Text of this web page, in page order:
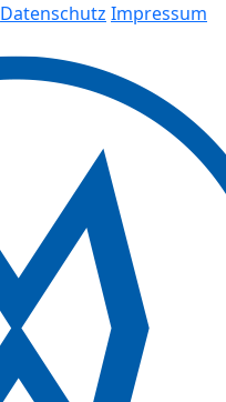
Datenschutz Impressum